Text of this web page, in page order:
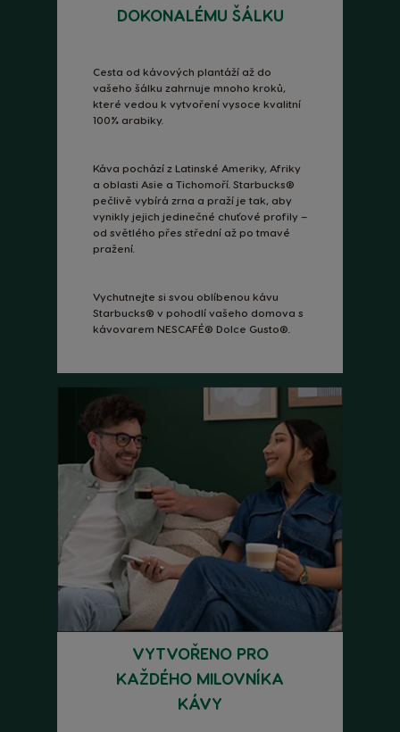
DOKONALÉMU ŠÁLKU
Cesta od kávových plantáží až do
vašeho šálku zahrnuje mnoho kroků,
které vedou k vytvoření vysoce kvalitní
100% arabiky.
Káva pochází z Latinské Ameriky, Afriky
a oblasti Asie a Tichomoří. Starbucks®
pečlivě vybírá zrna a praží je tak, aby
vynikly jejich jedinečné chuťové profily –
od světlého přes střední až po tmavé
pražení.
Vychutnejte si svou oblíbenou kávu
Starbucks® v pohodlí vašeho domova s
kávovarem NESCAFÉ® Dolce Gusto®.
VYTVOŘENO PRO
KAŽDÉHO MILOVNÍKA
KÁVY